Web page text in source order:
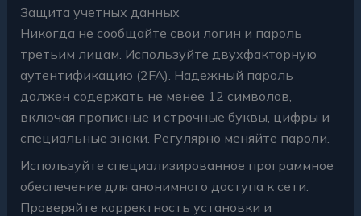
Защита учетных данных
Никогда не сообщайте свои логин и пароль
третьим лицам. Используйте двухфакторную
аутентификацию (2FA). Надежный пароль
должен содержать не менее 12 символов,
включая прописные и строчные буквы, цифры и
специальные знаки. Регулярно меняйте пароли.
Используйте специализированное программное
обеспечение для анонимного доступа к сети.
Проверяйте корректность установки и